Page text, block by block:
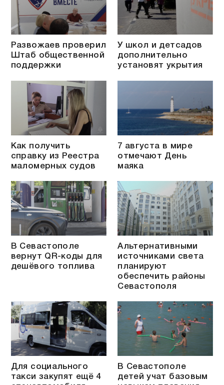
Развожаев проверил
Штаб общественной
поддержки
У школ и детсадов
дополнительно
установят укрытия
Как получить
справку из Реестра
маломерных судов
7 августа в мире
отмечают День
маяка
В Севастополе
вернут QR-коды для
дешёвого топлива
Альтернативными
источниками света
планируют
обеспечить районы
Севастополя
Для социального
такси закупят ещё 4
В Севастополе
детей учат базовым